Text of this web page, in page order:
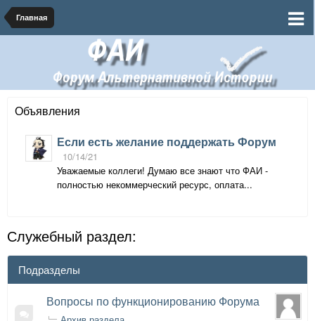
Главная
Объявления
Если есть желание поддержать Форум
10/14/21
Уважаемые коллеги! Думаю все знают что ФАИ -
полностью некоммерческий ресурс, оплата...
Служебный раздел:
Подразделы
Вопросы по функционированию Форума